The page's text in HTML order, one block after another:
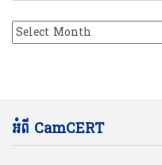
ប័ណ្ណសារ
អំពី CamCERT